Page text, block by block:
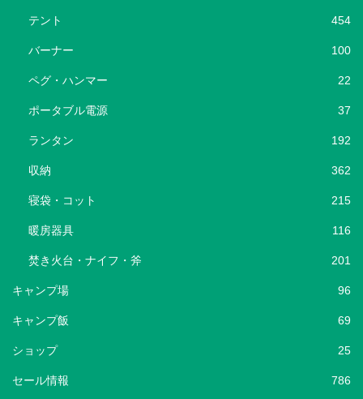
テント 454
バーナー 100
ペグ・ハンマー 22
ポータブル電源 37
ランタン 192
収納 362
寝袋・コット 215
暖房器具 116
焚き火台・ナイフ・斧 201
キャンプ場 96
キャンプ飯 69
ショップ 25
セール情報 786